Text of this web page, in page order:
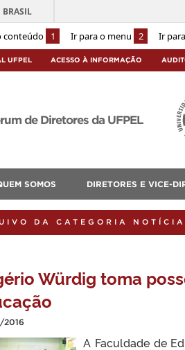
conteúdo 1 Ir para o menu 2 Ir
BRASIL
UFPEL ACESSO À INFORMAÇÃO
de Diretores da UFPEL
SOMOS DIRETORES E VICE-
DA CATEGORIA
Würdig toma
A Faculdade de